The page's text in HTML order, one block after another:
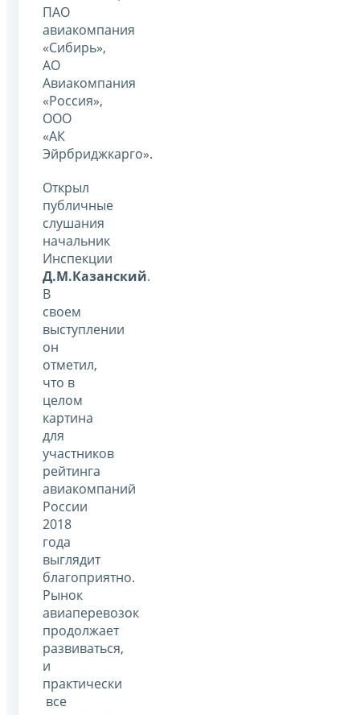
ПАО
авиакомпания
«Сибирь»,
АО
Авиакомпания
«Россия»,
ООО
«АК
Эйрбриджкарго».
Открыл
публичные
слушания
начальник
Инспекции
Д.М.Казанский.
В
своем
выступлении
он
отметил,
что в
целом
картина
для
участников
рейтинга
авиакомпаний
России
2018
года
выглядит
благоприятно.
Рынок
авиаперевозок
продолжает
развиваться,
и
практически
все